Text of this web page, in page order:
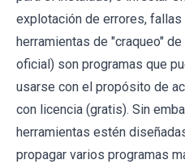
explotación de errores,
herramientas de "craqueo"
oficial) son programas que
usarse con el propósito de
con licencia (gratis). Sin
herramientas estén
propagar varios programas